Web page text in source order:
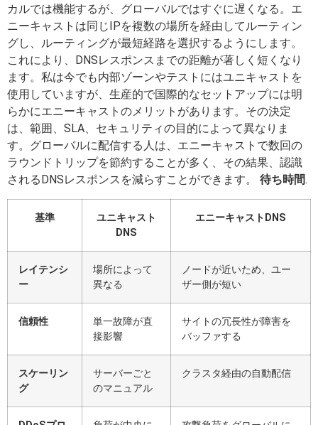
カルでは機能するが、グローバルではすぐに遅くなる。エ
ニーキャストは同じIPを複数の場所を経由してルーティン
グし、ルーティングが最短経路を選択するようにします。
これにより、DNSレスポンスまでの距離が著しく短くなり
ます。私は今でも内部ゾーンやテストにはユニキャストを
使用していますが、生産的で国際的なセットアップには明
らかにエニーキャストのメリットがあります。その決定
は、範囲、SLA、セキュリティの目的によって異なりま
す。グローバルに配信する人は、エニーキャストで数回の
ラウンドトリップを節約することが多く、その結果、認識
されるDNSレスポンスを減らすことができます。 待ち時間.
基準
ユニキャスト
DNS
エニーキャストDNS
レイテンシ
ー
場所によって
異なる
ノードが近いため、ユー
ザー側が短い
信頼性
単一故障が直
接影響
サイトの冗長性が障害を
バッファする
スケーリン
グ
サーバーごと
のマニュアル
クラスタ経由の自動配信